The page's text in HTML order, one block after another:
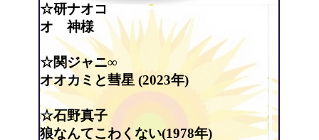
☆研ナオコ
オゝ神様
☆関ジャニ∞
オオカミと彗星 (2023年)
☆石野真子
狼なんてこわくない(1978年)